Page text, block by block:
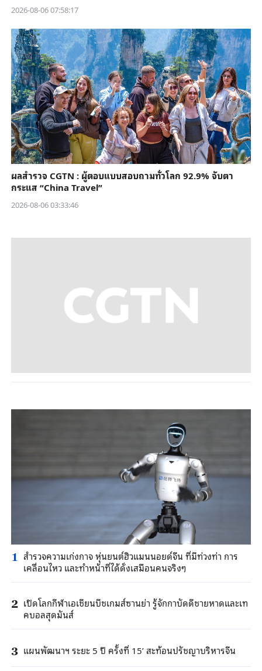
2026-08-06 07:58:17
ผลสำรวจ CGTN : ผู้ตอบแบบสอบถามทั่วโลก 92.9% จับตา
กระแส “China Travel”
2026-08-06 03:33:46
1 สำรวจความเก่งกาจ หุ่นยนต์ฮิวแมนนอยด์จีน ที่มีท่วงท่า การ
เคลื่อนไหว และทำหน้าที่ได้ดั่งเสมือนคนจริงๆ
2 เปิดโลกกีฬาเอเชียนบีชเกมส์ซานย่า รู้จักกาบัดดีชายหาดและเท
คบอลสุดมันส์
3 แผนพัฒนาฯ ระยะ 5 ปี ครั้งที่ 15’ สะท้อนปรัชญาบริหารจีน